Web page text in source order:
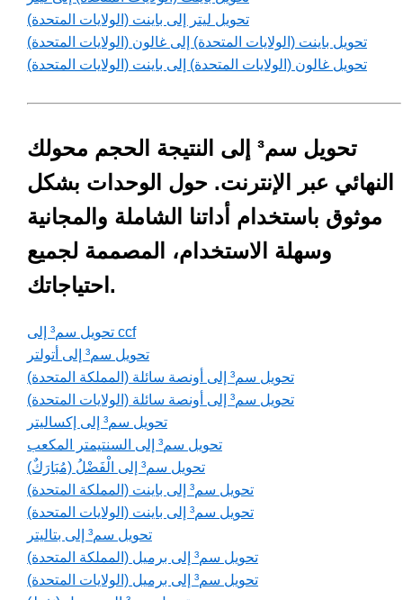
تحويل ليتر إلى باينت (الولايات المتحدة)
تحويل باينت (الولايات المتحدة) إلى غالون (الولايات المتحدة)
تحويل غالون (الولايات المتحدة) إلى باينت (الولايات المتحدة)
تحويل سم³ إلى النتيجة الحجم محولك
النهائي عبر الإنترنت. حول الوحدات بشكل
موثوق باستخدام أداتنا الشاملة والمجانية
وسهلة الاستخدام، المصممة لجميع
احتياجاتك.
تحويل سم³ إلى ccf
تحويل سم³ إلى أتولتر
تحويل سم³ إلى أونصة سائلة (المملكة المتحدة)
تحويل سم³ إلى أونصة سائلة (الولايات المتحدة)
تحويل سم³ إلى إكساليتر
تحويل سم³ إلى السنتيمتر المكعب
تحويل سم³ إلى الْفَضْلُ (مُبَارَكٌ)
تحويل سم³ إلى باينت (المملكة المتحدة)
تحويل سم³ إلى باينت (الولايات المتحدة)
تحويل سم³ إلى بتاليتر
تحويل سم³ إلى برميل (المملكة المتحدة)
تحويل سم³ إلى برميل (الولايات المتحدة)